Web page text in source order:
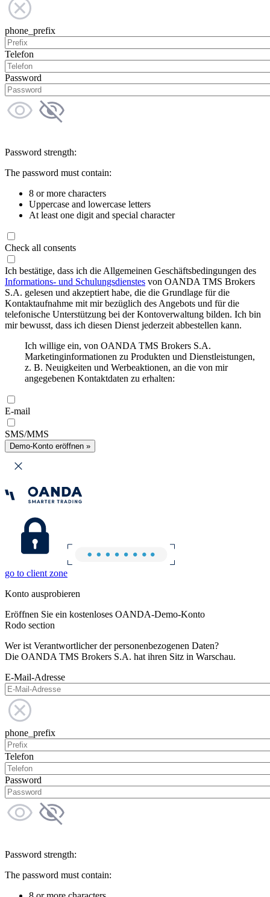
phone_prefix
Telefon
Password
Password strength:
The password must contain:
8 or more characters
Uppercase and lowercase letters
At least one digit and special character
Check all consents
Ich bestätige, dass ich die Allgemeinen Geschäftsbedingungen des
Informations- und Schulungsdienstes von OANDA TMS Brokers
S.A. gelesen und akzeptiert habe, die die Grundlage für die
Kontaktaufnahme mit mir bezüglich des Angebots und für die
telefonische Unterstützung bei der Kontoverwaltung bilden. Ich bin
mir bewusst, dass ich diesen Dienst jederzeit abbestellen kann.
Ich willige ein, von OANDA TMS Brokers S.A.
Marketinginformationen zu Produkten und Dienstleistungen,
z. B. Neuigkeiten und Werbeaktionen, an die von mir
angegebenen Kontaktdaten zu erhalten:
E-mail
SMS/MMS
Demo-Konto eröffnen »
go to client zone
Konto ausprobieren
Eröffnen Sie ein kostenloses OANDA-Demo-Konto
Rodo section
Wer ist Verantwortlicher der personenbezogenen Daten?
Die OANDA TMS Brokers S.A. hat ihren Sitz in Warschau.
E-Mail-Adresse
phone_prefix
Telefon
Password
Password strength:
The password must contain: